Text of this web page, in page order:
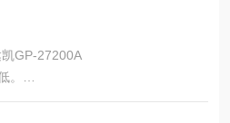
GP-27200A
。